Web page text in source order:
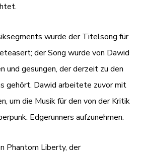
wurde der Titelsong für
der Song wurde von Dawid
und gesungen, der derzeit zu den
gehört. Dawid arbeitete zuvor mit
um die Musik für den von der Kritik
Edgerunners aufzunehmen.
Phantom Liberty, der